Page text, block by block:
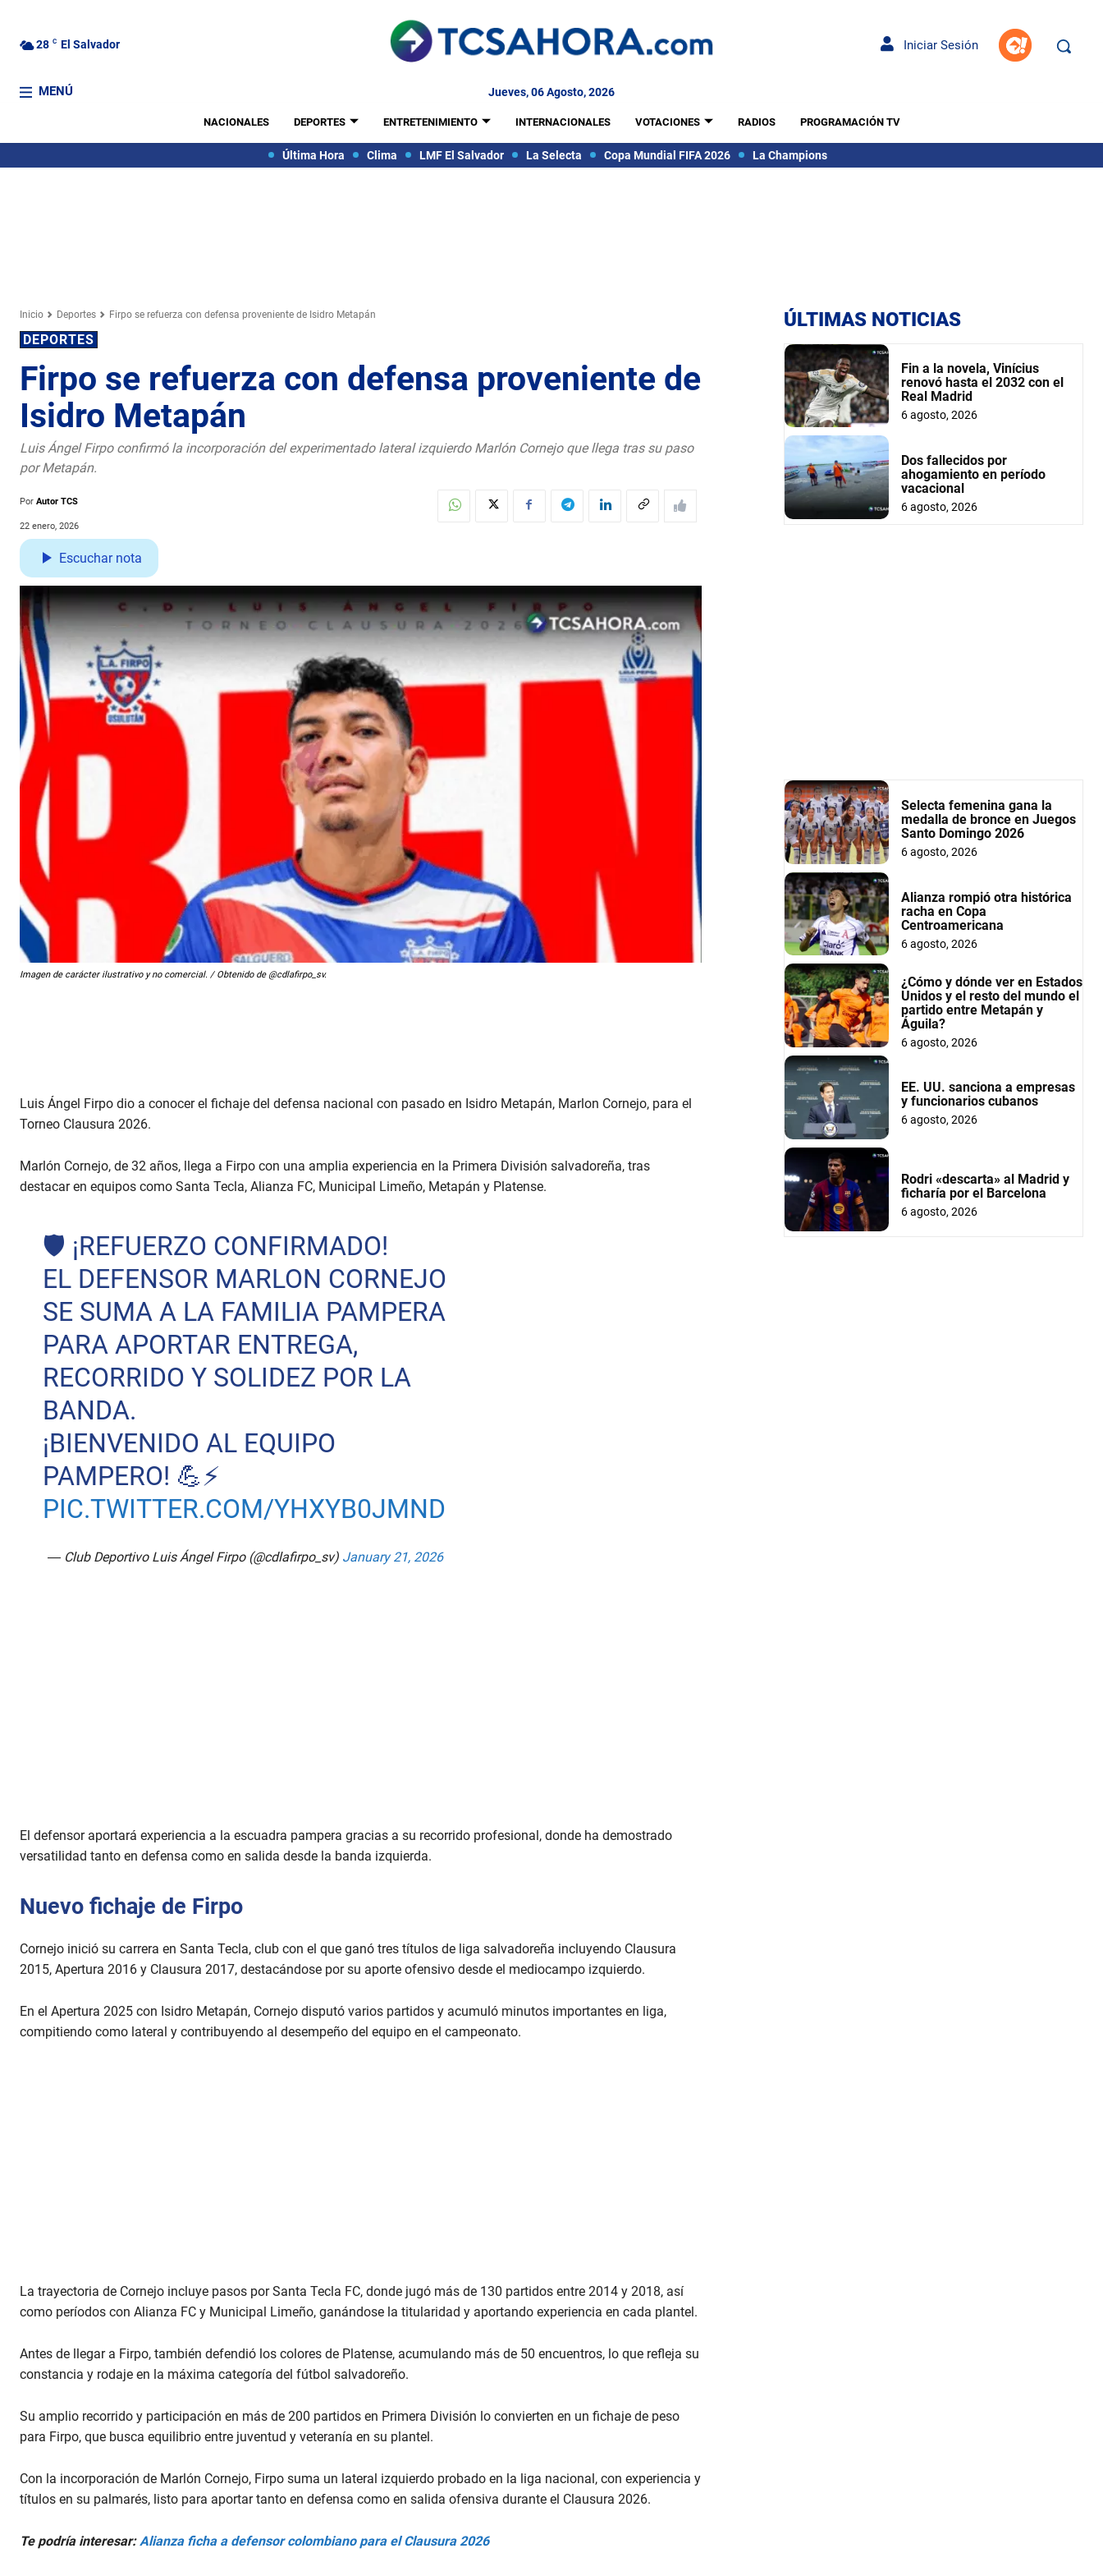
28 C El Salvador Iniciar Sesión
MENÚ Jueves, 06 Agosto, 2026
NACIONALES DEPORTES ENTRETENIMIENTO INTERNACIONALES VOTACIONES RADIOS PROGRAMACIÓN TV
Última Hora Clima LMF El Salvador La Selecta Copa Mundial FIFA 2026 La Champions
Inicio Deportes Firpo se refuerza con defensa proveniente de Isidro Metapán
DEPORTES
Firpo se refuerza con defensa proveniente de
Isidro Metapán
Luis Ángel Firpo confirmó la incorporación del experimentado lateral izquierdo Marlón Cornejo que llega tras su paso
por Metapán.
Por Autor TCS
22 enero, 2026
Escuchar nota
Imagen de carácter ilustrativo y no comercial. / Obtenido de @cdlafirpo_sv.
Luis Ángel Firpo dio a conocer el fichaje del defensa nacional con pasado en Isidro Metapán, Marlon Cornejo, para el
Torneo Clausura 2026.
Marlón Cornejo, de 32 años, llega a Firpo con una amplia experiencia en la Primera División salvadoreña, tras
destacar en equipos como Santa Tecla, Alianza FC, Municipal Limeño, Metapán y Platense.
🛡️ ¡REFUERZO CONFIRMADO!
EL DEFENSOR MARLON CORNEJO
SE SUMA A LA FAMILIA PAMPERA
PARA APORTAR ENTREGA,
RECORRIDO Y SOLIDEZ POR LA
BANDA.
¡BIENVENIDO AL EQUIPO
PAMPERO! 💪⚡️
PIC.TWITTER.COM/YHXYB0JMND
— Club Deportivo Luis Ángel Firpo (@cdlafirpo_sv) January 21, 2026
El defensor aportará experiencia a la escuadra pampera gracias a su recorrido profesional, donde ha demostrado
versatilidad tanto en defensa como en salida desde la banda izquierda.
Nuevo fichaje de Firpo
Cornejo inició su carrera en Santa Tecla, club con el que ganó tres títulos de liga salvadoreña incluyendo Clausura
2015, Apertura 2016 y Clausura 2017, destacándose por su aporte ofensivo desde el mediocampo izquierdo.
En el Apertura 2025 con Isidro Metapán, Cornejo disputó varios partidos y acumuló minutos importantes en liga,
compitiendo como lateral y contribuyendo al desempeño del equipo en el campeonato.
La trayectoria de Cornejo incluye pasos por Santa Tecla FC, donde jugó más de 130 partidos entre 2014 y 2018, así
como períodos con Alianza FC y Municipal Limeño, ganándose la titularidad y aportando experiencia en cada plantel.
Antes de llegar a Firpo, también defendió los colores de Platense, acumulando más de 50 encuentros, lo que refleja su
constancia y rodaje en la máxima categoría del fútbol salvadoreño.
Su amplio recorrido y participación en más de 200 partidos en Primera División lo convierten en un fichaje de peso
para Firpo, que busca equilibrio entre juventud y veteranía en su plantel.
Con la incorporación de Marlón Cornejo, Firpo suma un lateral izquierdo probado en la liga nacional, con experiencia y
títulos en su palmarés, listo para aportar tanto en defensa como en salida ofensiva durante el Clausura 2026.
Te podría interesar:Alianza ficha a defensor colombiano para el Clausura 2026
ÚLTIMAS NOTICIAS
Fin a la novela, Vinícius
renovó hasta el 2032 con el
Real Madrid
6 agosto, 2026
Dos fallecidos por
ahogamiento en período
vacacional
6 agosto, 2026
Selecta femenina gana la
medalla de bronce en Juegos
Santo Domingo 2026
6 agosto, 2026
Alianza rompió otra histórica
racha en Copa
Centroamericana
6 agosto, 2026
¿Cómo y dónde ver en Estados
Unidos y el resto del mundo el
partido entre Metapán y
Águila?
6 agosto, 2026
EE. UU. sanciona a empresas
y funcionarios cubanos
6 agosto, 2026
Rodri «descarta» al Madrid y
ficharía por el Barcelona
6 agosto, 2026